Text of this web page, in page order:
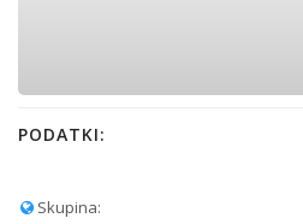
PODATKI:
Skupina: